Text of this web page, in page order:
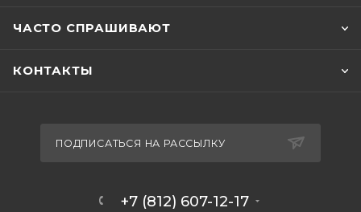
ЧАСТО СПРАШИВАЮТ
КОНТАКТЫ
ПОДПИСАТЬСЯ НА РАССЫЛКУ
+7 (812) 607-12-17